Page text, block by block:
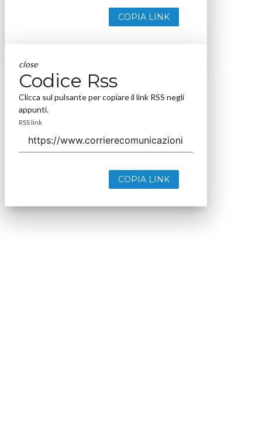
COPIA LINK
close
Codice Rss
Clicca sul pulsante per copiare il link RSS negli
appunti.
RSS link
COPIA LINK